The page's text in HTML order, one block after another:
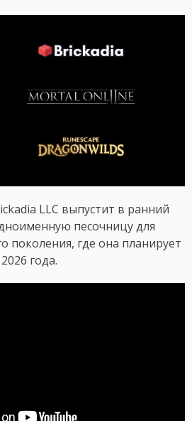
LLC выпустит в ранний
песочницу для
поколения, где она планирует
года.